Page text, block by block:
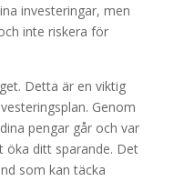
investeringar, men
inte riskera för
Detta är en viktig
Genom
pengar går och var
öka ditt sparande. Det
som kan täcka